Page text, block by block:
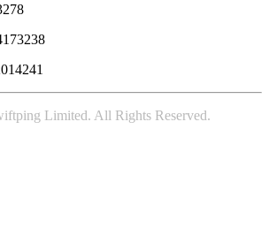
Limited. All Rights Reserved.